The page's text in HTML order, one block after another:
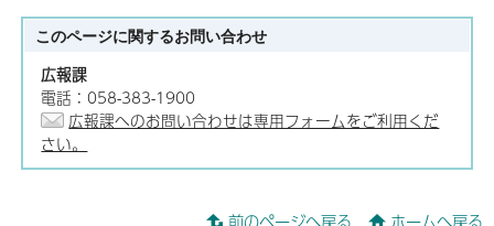
このページに関するお問い合わせ
広報課
電話：058-383-1900
広報課へのお問い合わせは専用フォームをご利用くだ
さい。